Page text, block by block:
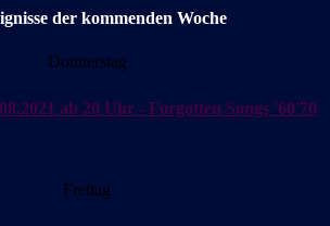
der kommenden Woche
Donnerstag
ab 20 Uhr - Forgotten Songs '60'70
Freitag